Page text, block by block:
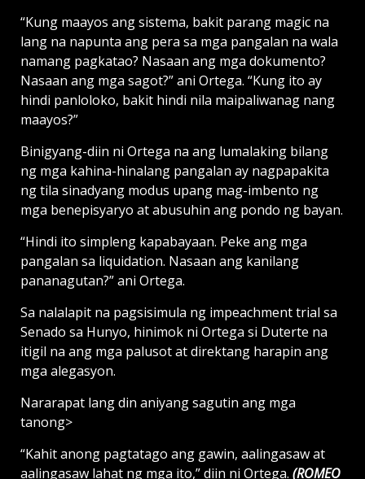
“Kung maayos ang sistema, bakit parang magic na
lang na napunta ang pera sa mga pangalan na wala
namang pagkatao? Nasaan ang mga dokumento?
Nasaan ang mga sagot?” ani Ortega. “Kung ito ay
hindi panloloko, bakit hindi nila maipaliwanag nang
maayos?”
Binigyang-diin ni Ortega na ang lumalaking bilang
ng mga kahina-hinalang pangalan ay nagpapakita
ng tila sinadyang modus upang mag-imbento ng
mga benepisyaryo at abusuhin ang pondo ng bayan.
“Hindi ito simpleng kapabayaan. Peke ang mga
pangalan sa liquidation. Nasaan ang kanilang
pananagutan?” ani Ortega.
Sa nalalapit na pagsisimula ng impeachment trial sa
Senado sa Hunyo, hinimok ni Ortega si Duterte na
itigil na ang mga palusot at direktang harapin ang
mga alegasyon.
Nararapat lang din aniyang sagutin ang mga
tanong>
“Kahit anong pagtatago ang gawin, aalingasaw at
aalingasaw lahat ng mga ito,” diin ni Ortega. (ROMEO